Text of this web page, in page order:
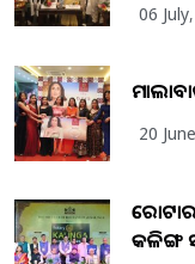
06
20
କଳିଙ୍ଗ